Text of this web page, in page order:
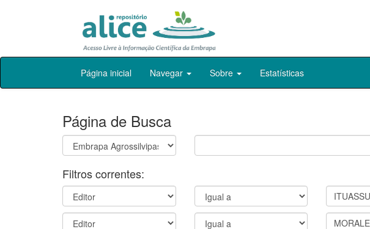
Skip
Página inicial Navegar Sobre Estatísticas
Página de Busca
Filtros correntes: